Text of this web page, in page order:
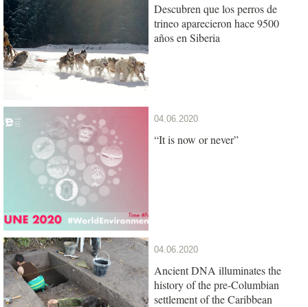
Descubren que los perros de
trineo aparecieron hace 9500
años en Siberia
04.06.2020
“It is now or never”
04.06.2020
Ancient DNA illuminates the
history of the pre-Columbian
settlement of the Caribbean